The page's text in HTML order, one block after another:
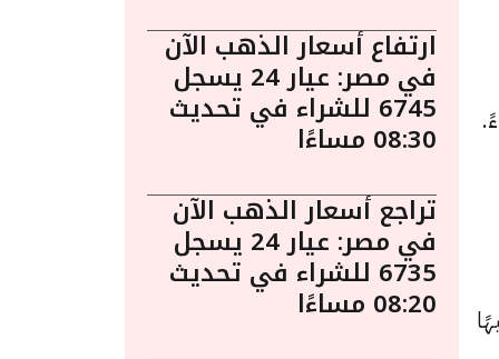
3:10 مساءً.
جنيهًا للبيع و 7885 جنيهًا
ارتفاع أسعار الذهب الآن
في مصر: عيار 24 يسجل
6745 للشراء في تحديث
08:30 مساءًا
تراجع أسعار الذهب الآن
في مصر: عيار 24 يسجل
6735 للشراء في تحديث
08:20 مساءًا